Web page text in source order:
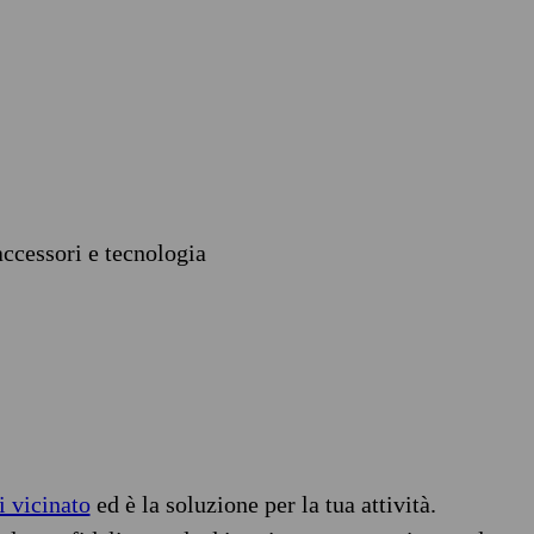
e tecnologia
vicinatoed è la soluzione per la tua attività.